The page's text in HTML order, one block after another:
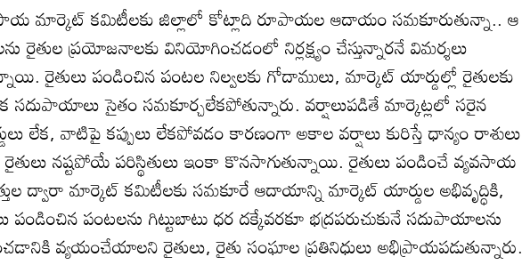
మార్కెట్‌ కమిటీలకు జిల్లాలో కోట్లాది రూపాయల ఆదాయం సమకూరుతున్నా.. ఆ
రైతుల ప్రయోజనాలకు వినియోగించడంలో నిర్లక్ష్యం చేస్తున్నారనే విమర్శలు
రైతులు పండించిన పంటల నిల్వలకు గోదాములు, మార్కెట్‌ యార్డుల్లో రైతులకు
సైతం సమకూర్చలేకపోతున్నారు. వర్షాలుపడితే మార్కెట్లలో సరైన
లేక, వాటిపై కప్పులు లేకపోవడం కారణంగా అకాల వర్షాలు కురిస్తే ధాన్యం రాశులు
నష్టపోయే పరిస్థితులు ఇంకా కొనసాగుతున్నాయి. రైతులు పండించే వ్యవసాయ
ద్వారా మార్కెట్‌ కమిటీలకు సమకూరే ఆదాయాన్ని మార్కెట్‌ యార్డుల అభివృద్ధికి,
పండించిన పంటలను గిట్టుబాటు ధర దక్కేవరకూ భద్రపరుచుకునే సదుపాయాలను
వ్యయంచేయాలని రైతులు, రైతు సంఘాల ప్రతినిధులు అభిప్రాయపడుతున్నారు.